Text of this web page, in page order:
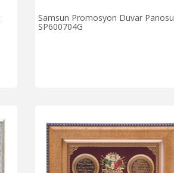
Samsun Promosyon Duvar Panosu
SP600704G